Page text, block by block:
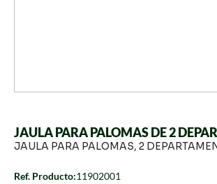
JAULA PARA PALOMAS DE 2
JAULA PARA PALOMAS, 2
Ref. Producto:11902001